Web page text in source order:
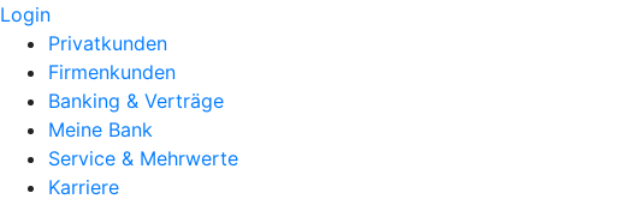
Login
Privatkunden
Firmenkunden
Banking & Verträge
Meine Bank
Service & Mehrwerte
Karriere